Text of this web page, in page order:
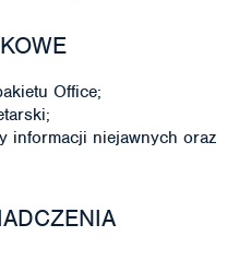
Office;
informacji niejawnych oraz